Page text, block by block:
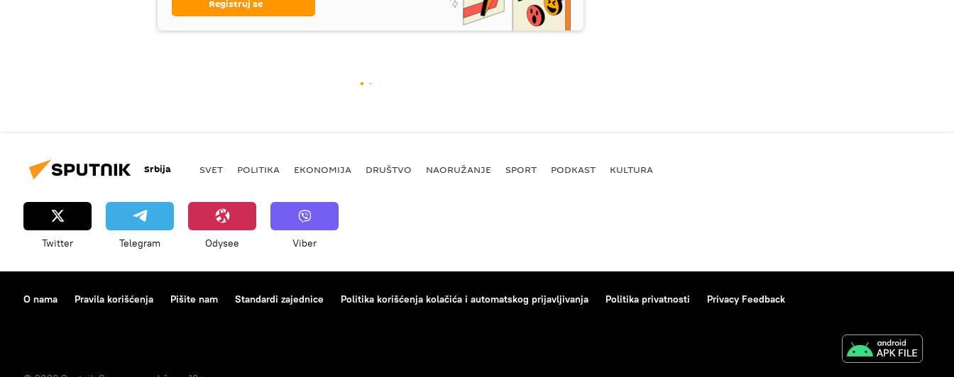
Registruj se
Srbija SVET POLITIKA EKONOMIJA DRUŠTVO NAORUŽANJE SPORT PODKAST KULTURA
Twitter Telegram Odysee Viber
O nama Pravila korišćenja Pišite nam Standardi zajednice Politika korišćenja kolačića i automatskog prijavljivanja Politika privatnosti Privacy Feedback